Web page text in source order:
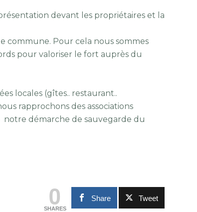
devant les propriétaires et la
commune. Pour cela nous sommes
pour valoriser le fort auprès du
locales (gîtes.. restaurant..
rapprochons des associations
démarche de sauvegarde du
0
SHARES
Share Tweet